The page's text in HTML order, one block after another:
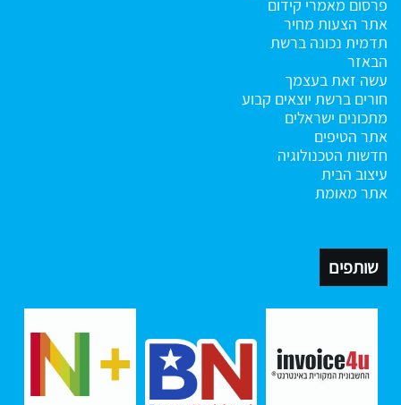
פרסום מאמרי קידום
אתר הצעות מחיר
תדמית נכונה ברשת
הבאזר
עשה זאת בעצמך
חורים ברשת יוצאים קבוע
מתכונים ישראלים
אתר הטיפים
חדשות הטכנולוגיה
עיצוב הבית
אתר מאומת
שותפים